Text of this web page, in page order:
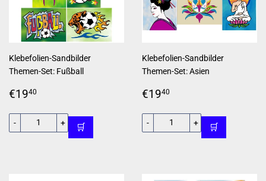
Klebefolien-Sandbilder
Themen-Set: Fußball
Normaler
€1940
+
- 🛒
Klebefolien-Sandbilder
Themen-Set: Asien
Normaler
€1940
+
- 🛒